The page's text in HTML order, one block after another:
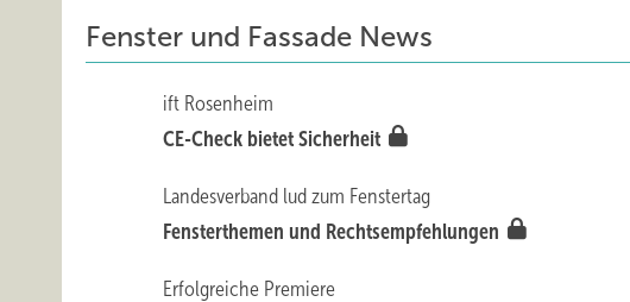
Fenster und Fassade News
ift Rosenheim
CE-Check bietet Sicherheit
Landesverband lud zum Fenstertag
Fensterthemen und Rechtsempfehlungen
Erfolgreiche Premiere